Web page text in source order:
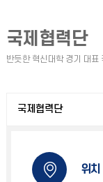
국제협력단
국제협력단
위치